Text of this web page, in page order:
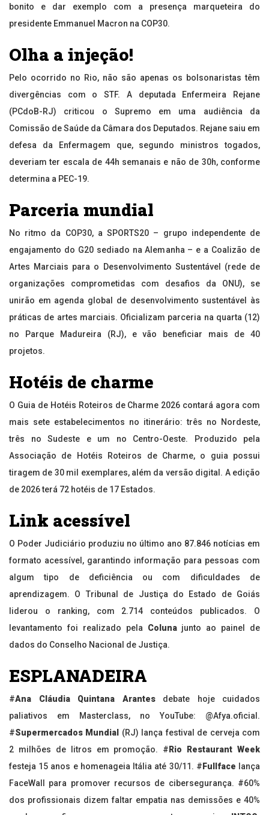
bonito e dar exemplo com a presença marqueteira do
presidente Emmanuel Macron na COP30.
Olha a injeção!
Pelo ocorrido no Rio, não são apenas os bolsonaristas têm
divergências com o STF. A deputada Enfermeira Rejane
(PCdoB-RJ) criticou o Supremo em uma audiência da
Comissão de Saúde da Câmara dos Deputados. Rejane saiu em
defesa da Enfermagem que, segundo ministros togados,
deveriam ter escala de 44h semanais e não de 30h, conforme
determina a PEC-19.
Parceria mundial
No ritmo da COP30, a SPORTS20 – grupo independente de
engajamento do G20 sediado na Alemanha – e a Coalizão de
Artes Marciais para o Desenvolvimento Sustentável (rede de
organizações comprometidas com desafios da ONU), se
unirão em agenda global de desenvolvimento sustentável às
práticas de artes marciais. Oficializam parceria na quarta (12)
no Parque Madureira (RJ), e vão beneficiar mais de 40
projetos.
Hotéis de charme
O Guia de Hotéis Roteiros de Charme 2026 contará agora com
mais sete estabelecimentos no itinerário: três no Nordeste,
três no Sudeste e um no Centro-Oeste. Produzido pela
Associação de Hotéis Roteiros de Charme, o guia possui
tiragem de 30 mil exemplares, além da versão digital. A edição
de 2026 terá 72 hotéis de 17 Estados.
Link acessível
O Poder Judiciário produziu no último ano 87.846 notícias em
formato acessível, garantindo informação para pessoas com
algum tipo de deficiência ou com dificuldades de
aprendizagem. O Tribunal de Justiça do Estado de Goiás
liderou o ranking, com 2.714 conteúdos publicados. O
levantamento foi realizado pela Colunajunto ao painel de
dados do Conselho Nacional de Justiça.
ESPLANADEIRA
#Ana Cláudia Quintana Arantesdebate hoje cuidados
paliativos em Masterclass, no YouTube: @Afya.oficial.
#Supermercados Mundial
(RJ) lança festival de cerveja com
2 milhões de litros em promoção. # Rio Restaurant Week
festeja 15 anos e homenageia Itália até 30/11. # Fullface lança
FaceWall para promover recursos de cibersegurança. #60%
dos profissionais dizem faltar empatia nas demissões e 40%